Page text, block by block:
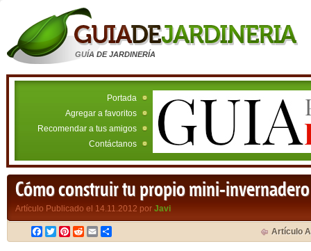
GUÍA DE JARDINERÍA
Portada
Agregar a favoritos
Recomendar a tus amigos
Contáctanos
Cómo construir tu propio mini-invernadero
Artículo Publicado el 14.11.2012 por Javi
Facebook
TwitterPinterest
RedditEmail Artículo